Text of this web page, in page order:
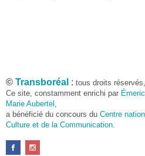
© Transboréal : tous droits
Ce site, constamment enrichi par
Marie Aubertel ,
a bénéficié du concours du Centre
Culture et de la Communication.